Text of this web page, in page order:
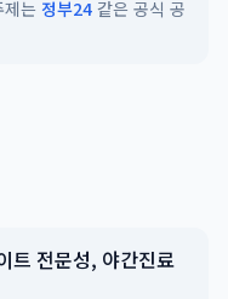
는 정부24 같은 공식 공
트 전문성, 야간진료